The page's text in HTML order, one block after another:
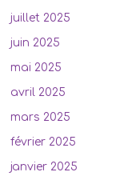
juillet 2025
juin 2025
mai 2025
avril 2025
mars 2025
février 2025
janvier 2025